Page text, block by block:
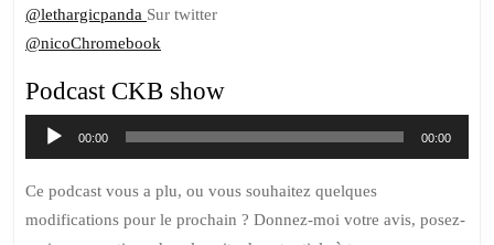
@lethargicpanda Sur twitter
@nicoChromebook
Podcast CKB show
Lecteur
audio
00:00 00:00
Ce podcast vous a plu, ou vous souhaitez quelques
modifications pour le prochain ? Donnez-moi votre avis, posez-